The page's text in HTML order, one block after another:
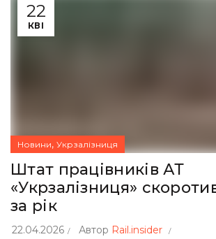
22
КВІ
Новини, Укрзалізниця
Штат працівників АТ
«Укрзалізниця»
за рік
22.04.2026 Автор Rail.insider